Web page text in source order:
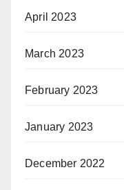
April 2023
March 2023
February 2023
January 2023
December 2022